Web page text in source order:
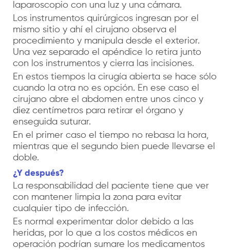
laparoscopio con una luz y una cámara.
Los instrumentos quirúrgicos ingresan por el
mismo sitio y ahí el cirujano observa el
procedimiento y manipula desde el exterior.
Una vez separado el apéndice lo retira junto
con los instrumentos y cierra las incisiones.
En estos tiempos la cirugía abierta se hace sólo
cuando la otra no es opción. En ese caso el
cirujano abre el abdomen entre unos cinco y
diez centímetros para retirar el órgano y
enseguida suturar.
En el primer caso el tiempo no rebasa la hora,
mientras que el segundo bien puede llevarse el
doble.
¿Y después?
La responsabilidad del paciente tiene que ver
con mantener limpia la zona para evitar
cualquier tipo de infección.
Es normal experimentar dolor debido a las
heridas, por lo que a los costos médicos en
operación podrían sumare los medicamentos